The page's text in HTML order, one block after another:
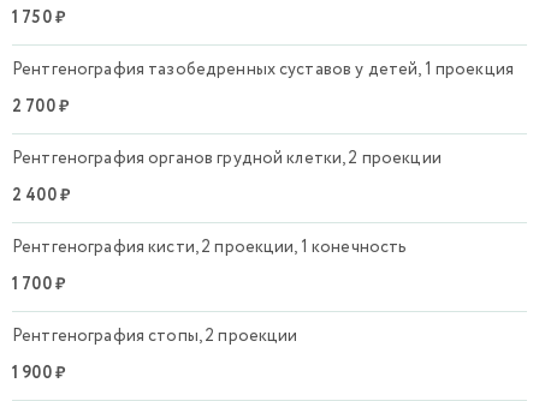
1 750 ₽
Рентгенография тазобедренных суставов у детей, 1 проекция
2 700 ₽
Рентгенография органов грудной клетки, 2 проекции
2 400 ₽
Рентгенография кисти, 2 проекции, 1 конечность
1 700 ₽
Рентгенография стопы, 2 проекции
1 900 ₽